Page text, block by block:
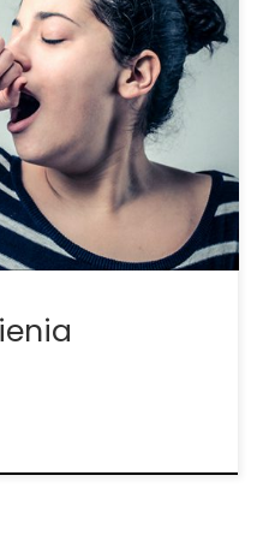
jak złagodzić objawy
regularnie stosować
narkotykowych
wyzwanie.
nocy spać. „Byłem
„Krzyknąłem,
[…]